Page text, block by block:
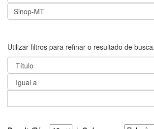
Utilizar filtros para refinar o resultado de busca.